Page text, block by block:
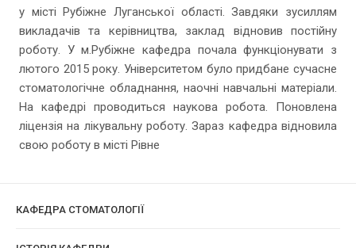
у місті Рубіжне Луганської області. Завдяки зусиллям
викладачів та керівництва, заклад відновив постійну
роботу. У м.Рубіжне кафедра почала функціонувати з
лютого 2015 року. Університетом було придбане сучасне
стоматологічне обладнання, наочні навчальні матеріали.
На кафедрі проводиться наукова робота. Поновлена
ліцензія на лікувальну роботу. Зараз кафедра відновила
свою роботу в місті Рівне
КАФЕДРА СТОМАТОЛОГІЇ